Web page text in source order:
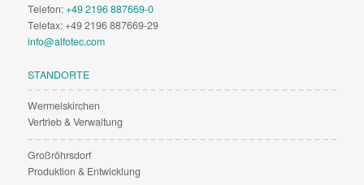
Telefon:+49 2196 887669-0
Telefax: +49 2196 887669-29
info@alfotec.com
STANDORTE
Wermelskirchen
Vertrieb & Verwaltung
Großröhrsdorf
Produktion & Entwicklung